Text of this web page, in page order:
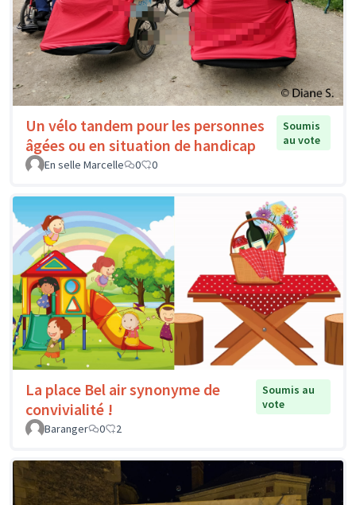
Un vélo tandem pour les personnes
âgées ou en situation de handicap
Soumis
au vote
En selle Marcelle
0 0
La place Bel air synonyme de
convivialité !
Soumis au
vote
Baranger
0 2